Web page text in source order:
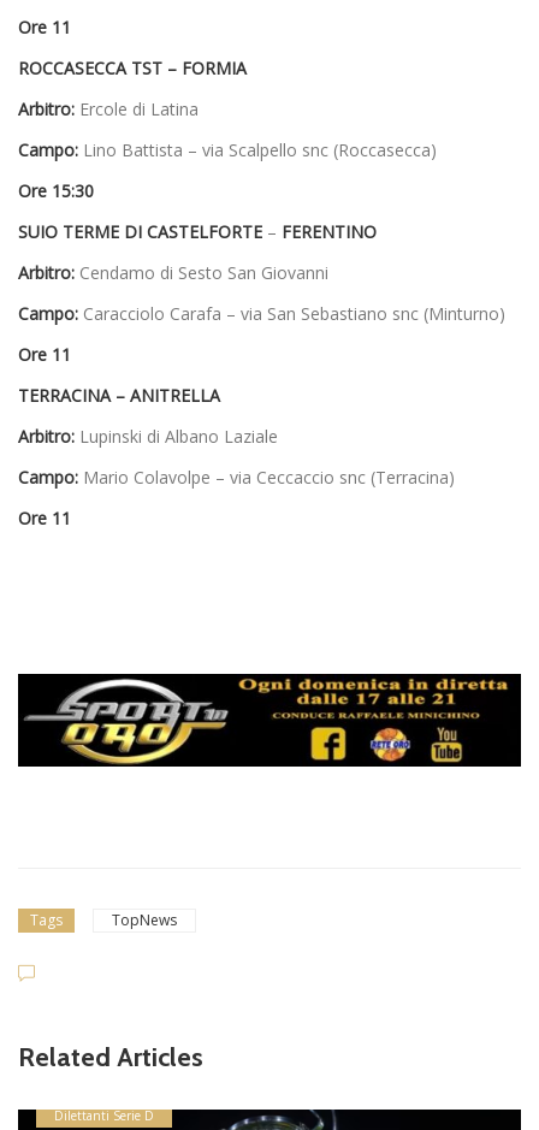
Ore 11
ROCCASECCA TST – FORMIA
Arbitro: Ercole di Latina
Campo: Lino Battista – via Scalpello snc (Roccasecca)
Ore 15:30
SUIO TERME DI CASTELFORTE – FERENTINO
Arbitro: Cendamo di Sesto San Giovanni
Campo: Caracciolo Carafa – via San Sebastiano snc (Minturno)
Ore 11
TERRACINA – ANITRELLA
Arbitro: Lupinski di Albano Laziale
Campo: Mario Colavolpe – via Ceccaccio snc (Terracina)
Ore 11
Tags TopNews
Related Articles
Dilettanti Serie D